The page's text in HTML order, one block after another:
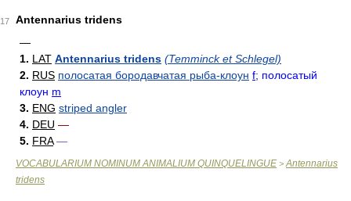
17
Antennarius tridens
—
1. LAT Antennarius tridens (Temminck et Schlegel)
2. RUS полосатая бородавчатая рыба-клоун f; полосатый
клоун m
3. ENG striped angler
4. DEU —
5. FRA —
VOCABULARIUM NOMINUM ANIMALIUM QUINQUELINGUE > Antennarius
tridens